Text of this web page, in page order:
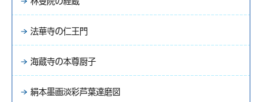
法華寺の仁王門
海蔵寺の本尊厨子
絹本墨画淡彩芦葉達磨図